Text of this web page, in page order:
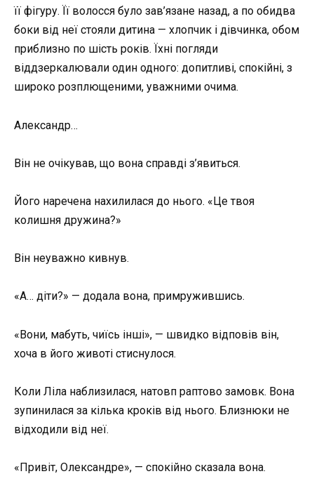
її фігуру. Її волосся було зав’язане назад, а по обидва
боки від неї стояли дитина — хлопчик і дівчинка, обом
приблизно по шість років. Їхні погляди
віддзеркалювали один одного: допитливі, спокійні, з
широко розплющеними, уважними очима.
Александр…
Він не очікував, що вона справді з’явиться.
Його наречена нахилилася до нього. «Це твоя
колишня дружина?»
Він неуважно кивнув.
«А… діти?» — додала вона, примружившись.
«Вони, мабуть, чиїсь інші», — швидко відповів він,
хоча в його животі стиснулося.
Коли Ліла наблизилася, натовп раптово замовк. Вона
зупинилася за кілька кроків від нього. Близнюки не
відходили від неї.
«Привіт, Олександре», — спокійно сказала вона.